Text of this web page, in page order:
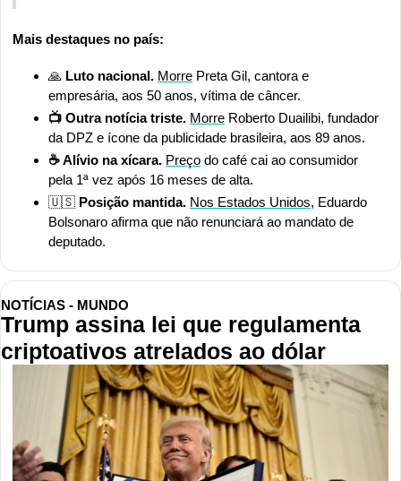
Mais destaques no país:
🙏 Luto nacional. Morre Preta Gil, cantora e
empresária, aos 50 anos, vítima de câncer.
📺 Outra notícia triste. Morre Roberto Duailibi, fundador
da DPZ e ícone da publicidade brasileira, aos 89 anos.
☕ Alívio na xícara. Preço do café cai ao consumidor
pela 1ª vez após 16 meses de alta.
🇺🇸 Posição mantida. Nos Estados Unidos, Eduardo
Bolsonaro afirma que não renunciará ao mandato de
deputado.
NOTÍCIAS - MUNDO
Trump assina lei que regulamenta
criptoativos atrelados ao dólar